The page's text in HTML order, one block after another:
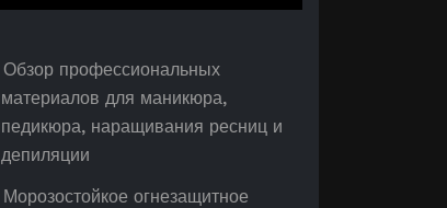
Обзор профессиональных
материалов для маникюра,
педикюра, наращивания ресниц и
депиляции
Морозостойкое огнезащитное